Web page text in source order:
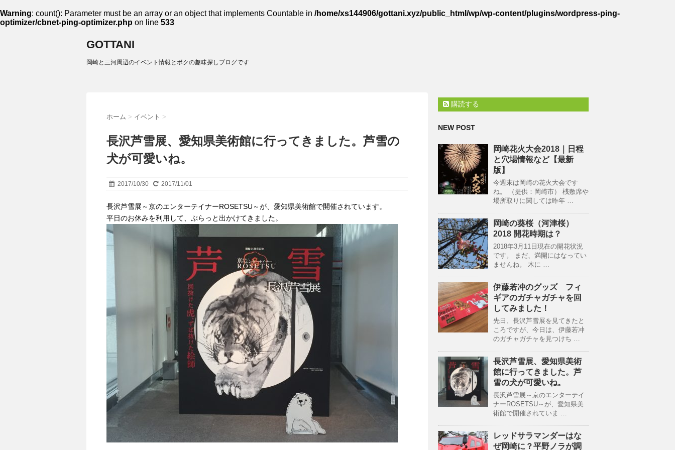
Warning: count(): Parameter must be an array or an object that implements Countable in /home/xs144906/gottani.xyz/public_html/wp/wp-content/plugins/wordpress-ping-
optimizer/cbnet-ping-optimizer.php on line 533
GOTTANI
岡崎と三河周辺のイベント情報とボクの趣味探しブログです
ホーム > イベント >
長沢芦雪展、愛知県美術館に行ってきました。芦雪の
犬が可愛いね。
2017/10/30 2017/11/01
長沢芦雪展～京のエンターテイナーROSETSU～が、愛知県美術館で開催されています。
平日のお休みを利用して、ぶらっと出かけてきました。
購読する
NEW POST
岡崎花火大会2018｜日程
と穴場情報など【最新
版】
今週末は岡崎の花火大会です
ね。 （提供：岡崎市） 桟敷席や
場所取りに関しては昨年 …
岡崎の葵桜（河津桜）
2018 開花時期は？
2018年3月11日現在の開花状況
です。 まだ、満開にはなってい
ませんね。 木に …
伊藤若冲のグッズ フィ
ギアのガチャガチャを回
してみました！
先日、長沢芦雪展を見てきたと
ころですが、今日は、伊藤若冲
のガチャガチャを見つけち …
長沢芦雪展、愛知県美術
館に行ってきました。芦
雪の犬が可愛いね。
長沢芦雪展～京のエンターテイ
ナーROSETSU～が、愛知県美
術館で開催されていま …
レッドサラマンダーはな
ぜ岡崎に？平野ノラが調